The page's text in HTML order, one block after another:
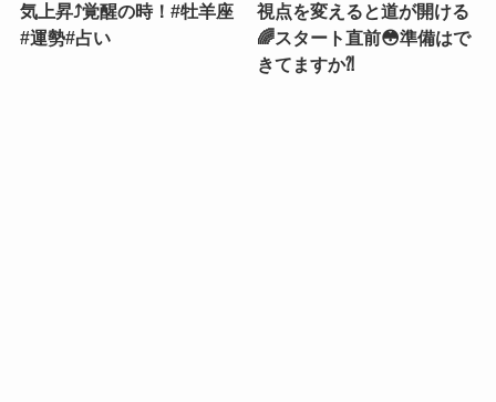
気上昇⤴️覚醒の時！#牡羊座
#運勢#占い
視点を変えると道が開ける
🌈スタート直前😳準備はで
きてますか⁈